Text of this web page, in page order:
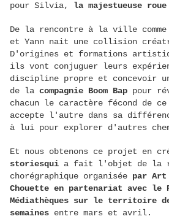
pour Silvia, la majestueuse
De la rencontre à la ville
et Yann nait une collision
D'origines et formations
ils vont conjuguer leurs
discipline propre et concevoir
de la compagnie Boom Bap pour
chacun le caractère fécond de ce
accepte l'autre dans sa
à lui pour explorer d'autres
Et nous obtenons ce projet en
storiesqui a fait l'objet de la
chorégraphique organisée par
Chouette en partenariat avec le
Médiathèques sur le territoire de
semaines entre mars et avril.